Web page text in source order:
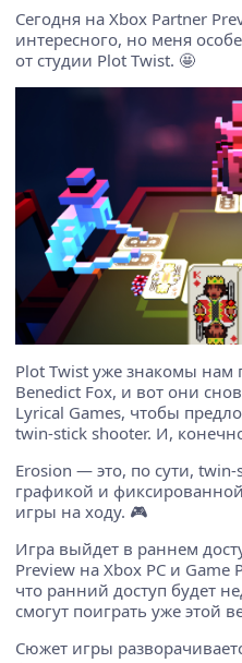
Сегодня на Xbox Partner
интересного, но меня
от студии Plot Twist. 🤩
Plot Twist уже знакомы нам
Benedict Fox, и вот они
Lyrical Games, чтобы
twin-stick shooter. И,
Erosion — это, по сути,
графикой и
игры на ходу. 🎮
Игра выйдет в раннем
Preview на Xbox PC и Game
что ранний доступ будет
смогут поиграть уже этой
Сюжет игры